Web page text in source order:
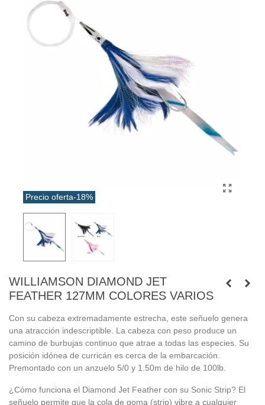
Precio oferta-18%
WILLIAMSON DIAMOND JET
FEATHER 127MM COLORES VARIOS
Con su cabeza extremadamente estrecha, este señuelo genera
una atracción indescriptible. La cabeza con peso produce un
camino de burbujas continuo que atrae a todas las especies. Su
posición idónea de curricán es cerca de la embarcación.
Premontado con un anzuelo 5/0 y 1.50m de hilo de 100lb.
¿Cómo funciona el Diamond Jet Feather con su Sonic Strip? El
señuelo permite que la cola de goma (strip) vibre a cualquier